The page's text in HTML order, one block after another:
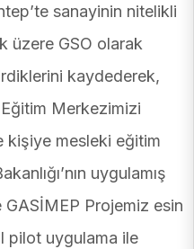
sanayinin nitelikli
üzere GSO olarak
kaydederek,
Eğitim Merkezimizi
kişiye mesleki eğitim
uygulamış
Projemiz esin
pilot uygulama ile